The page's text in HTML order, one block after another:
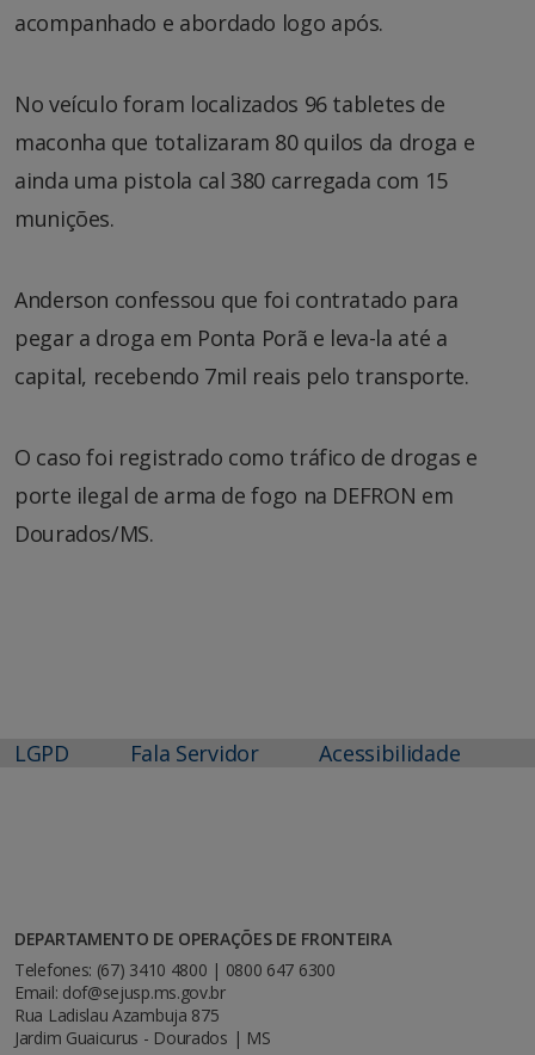
acompanhado e abordado logo após.
No veículo foram localizados 96 tabletes de
maconha que totalizaram 80 quilos da droga e
ainda uma pistola cal 380 carregada com 15
munições.
Anderson confessou que foi contratado para
pegar a droga em Ponta Porã e leva-la até a
capital, recebendo 7mil reais pelo transporte.
O caso foi registrado como tráfico de drogas e
porte ilegal de arma de fogo na DEFRON em
Dourados/MS.
LGPD Fala Servidor Acessibilidade
DEPARTAMENTO DE OPERAÇÕES DE FRONTEIRA
Telefones: (67) 3410 4800 | 0800 647 6300
Email: dof@sejusp.ms.gov.br
Rua Ladislau Azambuja 875
Jardim Guaicurus - Dourados | MS